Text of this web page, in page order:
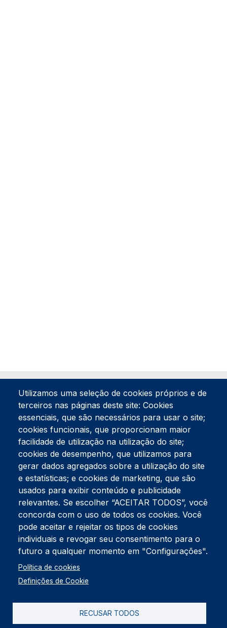
Tel:234 390 100Fax:234 390 100
Endereço Postal
Apartado 42
Rua Gil Eanes 31
3834-908 Gafanha da Nazaré
Estúdios
Rua Prior Guerra
Edifício do Centro Cultural da Gafanha da Nazaré
3830-556 Gafanha da Nazaré
Rodapé
Cookies
Política de Privacidade
Utilizamos uma seleção de cookies próprios e de
terceiros nas páginas deste site: Cookies
essenciais, que são necessários para usar o site;
cookies funcionais, que proporcionam maior
facilidade de utilização na utilização do site;
cookies de desempenho, que utilizamos para
gerar dados agregados sobre a utilização do site
e estatísticas; e cookies de marketing, que são
usados para exibir conteúdo e publicidade
relevantes. Se escolher “ACEITAR TODOS”, você
concorda com o uso de todos os cookies. Você
pode aceitar e rejeitar os tipos de cookies
individuais e revogar seu consentimento para o
futuro a qualquer momento em "Configurações".
Política de cookies
Definições de Cookie
RECUSAR TODOS